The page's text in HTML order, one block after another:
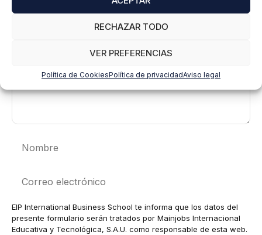
RECHAZAR TODO
VER PREFERENCIAS
Política de CookiesPolítica de privacidadAviso legal
electrónico
EIP International Business School te informa que los datos del
presente formulario serán tratados por Mainjobs Internacional
Educativa y Tecnológica, S.A.U. como responsable de esta web.